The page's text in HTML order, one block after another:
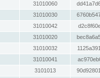
31010060
31010030
31010042
31010020
31010032
31010041
3101013